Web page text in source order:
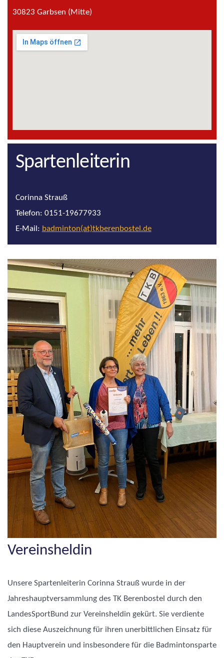
30823 Garbsen (Mitte)
Spartenleiterin
Corinna Strauß
Telefon: 0151-19677933
E-Mail: badminton(at)tkberenbostel.de
Vereinsheldin
Unsere Spartenleiterin Corinna Strauß wurde in der
Jahreshauptversammlung des TK Berenbostel durch den
LandesSportBund zur Vereinsheldin gekürt. Sie verdiente
sich diese Auszeichnung für ihren unerbittlichen Einsatz für
den Hauptverein und insbesondere für die Badmintonsparte